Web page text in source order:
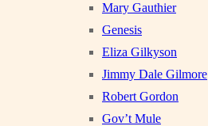
Mary Gauthier
Genesis
Eliza Gilkyson
Jimmy Dale Gilmore
Robert Gordon
Gov’t Mule